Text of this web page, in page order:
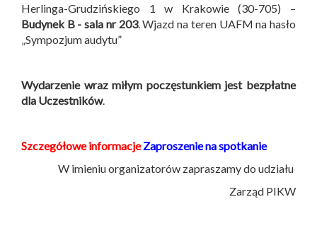
Herlinga-Grudzińskiego 1 w Krakowie (30-705) –
Budynek B - sala nr 203. Wjazd na teren UAFM na hasło
„Sympozjum audytu”
Wydarzenie wraz miłym poczęstunkiem jest bezpłatne
dla Uczestników.
Szczegółowe informacje Zaproszenie na spotkanie
W imieniu organizatorów zapraszamy do udziału
Zarząd PIKW